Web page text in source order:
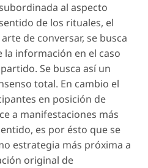
al aspecto
de los rituales, el
de conversar, se busca
la información en el caso
Se busca así un
total. En cambio el
en posición de
a manifestaciones más
es por ésto que se
estrategia más próxima a
original de